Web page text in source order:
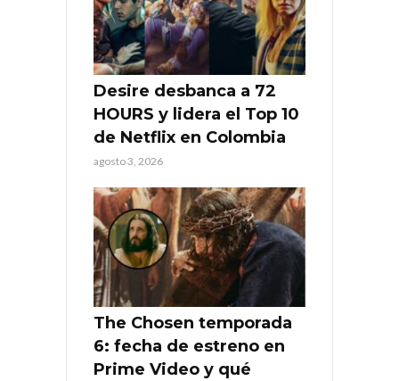
Desire desbanca a 72
HOURS y lidera el Top 10
de Netflix en Colombia
agosto 3, 2026
The Chosen temporada
6: fecha de estreno en
Prime Video y qué